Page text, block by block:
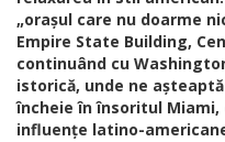
„orașul care nu doarme
Empire State Building,
continuând cu
istorică, unde ne
încheie în însoritul
influențe latino-